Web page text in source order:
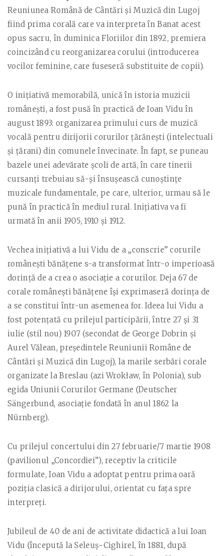
Reuniunea Română de Cântări şi Muzică din Lugoj
fiind prima corală care va interpreta în Banat acest
opus sacru, în duminica Floriilor din 1892, premiera
coincizând cu reorganizarea corului (introducerea
vocilor feminine, care fuseseră substituite de copii).
O iniţiativă memorabilă, unică în istoria muzicii
româneşti, a fost pusă în practică de Ioan Vidu în
august 1893: organizarea primului curs de muzică
vocală pentru dirijorii corurilor ţărăneşti (intelectuali
şi ţărani) din comunele învecinate. În fapt, se puneau
bazele unei adevărate şcoli de artă, în care tinerii
cursanţi trebuiau să-şi însuşească cunoştinţe
muzicale fundamentale, pe care, ulterior, urmau să le
pună în practică în mediul rural. Iniţiativa va fi
urmată în anii 1905, 1910 şi 1912.
Vechea iniţiativă a lui Vidu de a „conscrie” corurile
româneşti bănăţene s-a transformat într-o imperioasă
dorinţă de a crea o asociaţie a corurilor. Deja 67 de
corale româneşti bănăţene îşi exprimaseră dorinţa de
a se constitui într-un asemenea for. Ideea lui Vidu a
fost potenţată cu prilejul participării, între 27 şi 31
iulie (stil nou) 1907 (secondat de George Dobrin şi
Aurel Vălean, preşedintele Reuniunii Române de
Cântări şi Muzică din Lugoj), la marile serbări corale
organizate la Breslau (azi Wrokław, în Polonia), sub
egida Uniunii Corurilor Germane (Deutscher
Sängerbund, asociaţie fondată în anul 1862 la
Nürnberg).
Cu prilejul concertului din 27 februarie/7 martie 1908
(pavilionul „Concordiei”), receptiv la criticile
formulate, Ioan Vidu a adoptat pentru prima oară
poziţia clasică a dirijorului, orientat cu faţa spre
interpreţi.
Jubileul de 40 de ani de activitate didactică a lui Ioan
Vidu (începută la Seleuş-Cighirel, în 1881, după